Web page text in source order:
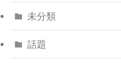
未分類
話題